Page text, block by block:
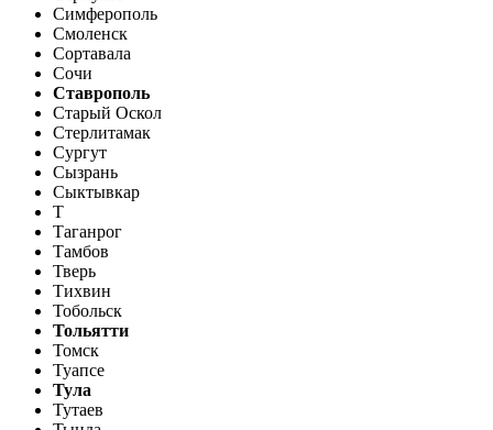
Симферополь
Смоленск
Сортавала
Сочи
Ставрополь
Старый Оскол
Стерлитамак
Сургут
Сызрань
Сыктывкар
Т
Таганрог
Тамбов
Тверь
Тихвин
Тобольск
Тольятти
Томск
Туапсе
Тула
Тутаев